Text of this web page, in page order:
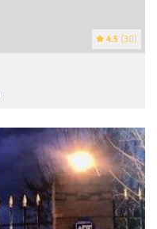
4.5 (30)